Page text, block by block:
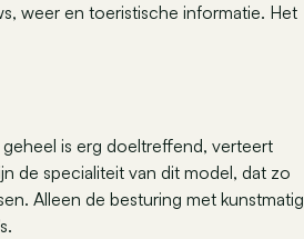
weer en toeristische informatie. Het
is erg doeltreffend, verteert
de specialiteit van dit model, dat zo
Alleen de besturing met kunstmatig